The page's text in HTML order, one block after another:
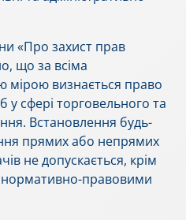
«Про захист прав
що за всіма
визнається право
у сфері торговельного та
Встановлення будь-
прямих або непрямих
не допускається, крім
нормативно-правовими